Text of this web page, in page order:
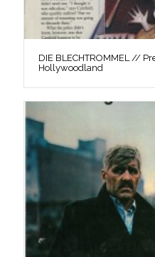
DIE BLECHTROMMEL //
Hollywoodland